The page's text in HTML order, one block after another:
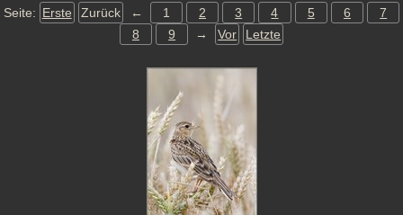
Seite: Erste Zurück ← 1 2 3 4 5 6
7
8
9 → Vor Letzte